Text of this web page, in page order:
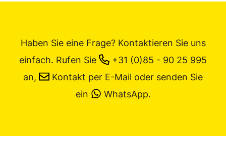
Haben Sie eine Frage? Kontaktieren Sie uns
einfach. Rufen Sie
+31 (0)85 - 90 25 995
an,
Kontakt per E-Mail oder senden Sie
ein
WhatsApp.